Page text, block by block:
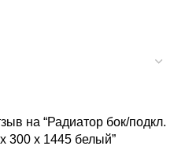
на “Радиатор бок/подкл.
300 х 1445 белый”